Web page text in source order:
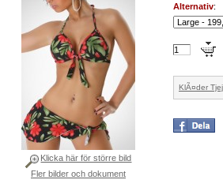
Klicka här för större bild
Fler bilder och dokument
Alternativ:
KlÃ¤der